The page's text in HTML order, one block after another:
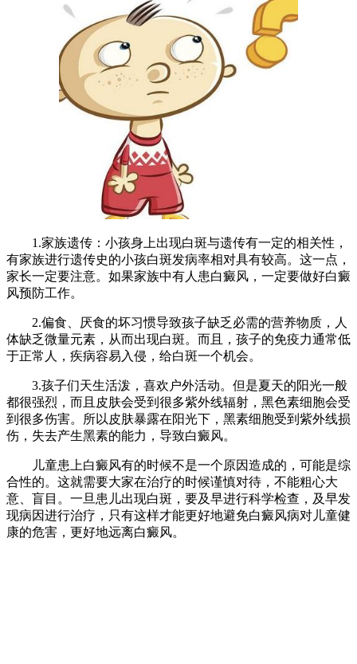
1.家族遗传：小孩身上出现白斑与遗传有一定的相关性，
有家族进行遗传史的小孩白斑发病率相对具有较高。这一点，
家长一定要注意。如果家族中有人患白癜风，一定要做好白癜
风预防工作。
2.偏食、厌食的坏习惯导致孩子缺乏必需的营养物质，人
体缺乏微量元素，从而出现白斑。而且，孩子的免疫力通常低
于正常人，疾病容易入侵，给白斑一个机会。
3.孩子们天生活泼，喜欢户外活动。但是夏天的阳光一般
都很强烈，而且皮肤会受到很多紫外线辐射，黑色素细胞会受
到很多伤害。所以皮肤暴露在阳光下，黑素细胞受到紫外线损
伤，失去产生黑素的能力，导致白癜风。
儿童患上白癜风有的时候不是一个原因造成的，可能是综
合性的。这就需要大家在治疗的时候谨慎对待，不能粗心大
意、盲目。一旦患儿出现白斑，要及早进行科学检查，及早发
现病因进行治疗，只有这样才能更好地避免白癜风病对儿童健
康的危害，更好地远离白癜风。